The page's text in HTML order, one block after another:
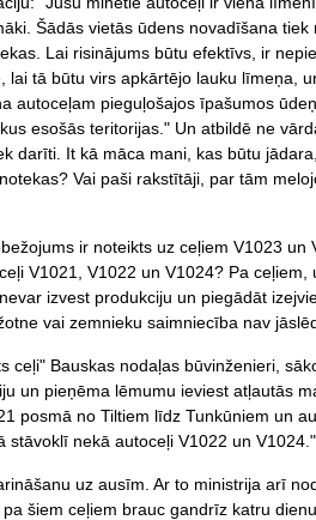
Šādās vietās ūdens novadīšana tiek
Lai risinājums būtu efektīvs, ir
lai tā būtu virs apkārtējo lauku līmeņa,
autoceļam pieguļošajos īpašumos
esošās teritorijas." Un atbildē ne
darīti. It kā māca mani, kas būtu
Vai paši rakstītāji, par tām
ir noteikts uz ceļiem V1023 un
V1021, V1022 un V1024? Pa ceļiem,
izvest produkciju un piegādāt
vai zemnieku saimniecība nav
ceļi" Bauskas nodaļas būvinženieri,
un pieņēma lēmumu ieviest atļautās
posmā no Tiltiem līdz Tunkūniem un
stāvoklī nekā autoceļi V1022 un V1024."
uz ausīm. Ar to ministrija arī
šiem ceļiem brauc gandrīz katru